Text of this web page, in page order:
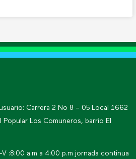
Carrera 2 No 8 – 05 Local 1662
Los Comuneros, barrio El
:8:00 a.m a 4:00 p.m jornada continua